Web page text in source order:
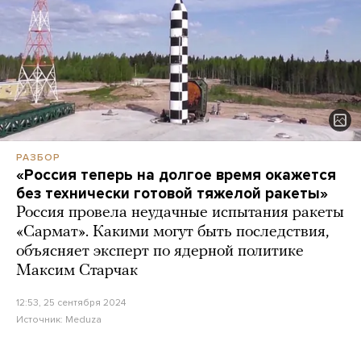
РАЗБОР
«Россия теперь на долгое время окажется
без технически готовой тяжелой ракеты»
Россия провела неудачные испытания ракеты
«Сармат». Какими могут быть последствия,
объясняет эксперт по ядерной политике
Максим Старчак
12:53, 25 сентября 2024
Источник: Meduza